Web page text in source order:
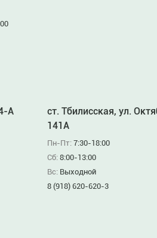
А
ст. Тбилисская, ул.
141А
Пн-Пт: 7:30-18:00
Сб: 8:00-13:00
Вс: Выходной
8 (918) 620-620-3